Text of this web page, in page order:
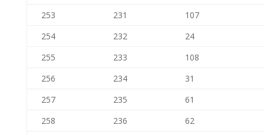
253
231
107
254
232
24
255
233
108
256
234
31
257
235
61
258
236
62